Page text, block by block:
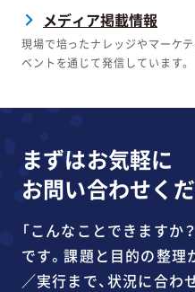
メディア掲載情報
現場で培ったナレッジやマーケ
ベントを通じて発信しています。
まずはお気軽に
お問い合わせく
「こんなことできますか
です。課題と目的の整理
／実行まで、状況に合わ